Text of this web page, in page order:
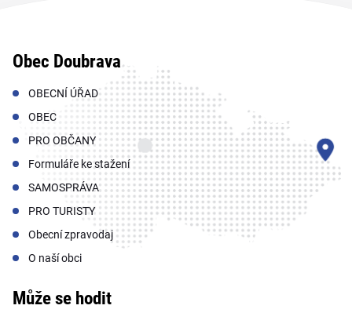
Obec Doubrava
OBECNÍ ÚŘAD
OBEC
PRO OBČANY
Formuláře ke stažení
SAMOSPRÁVA
PRO TURISTY
Obecní zpravodaj
O naší obci
Může se hodit